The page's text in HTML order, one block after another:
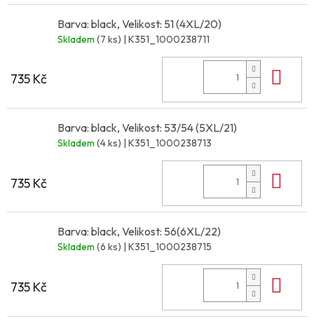
Barva: black, Velikost: 51 (4XL/20)
Skladem (7 ks) | K351_1000238711
735 Kč
Barva: black, Velikost: 53/54 (5XL/21)
Skladem (4 ks) | K351_1000238713
735 Kč
Barva: black, Velikost: 56(6XL/22)
Skladem (6 ks) | K351_1000238715
735 Kč